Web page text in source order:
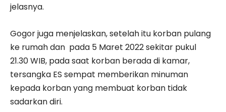
jelasnya.
Gogor juga menjelaskan, setelah itu korban pulang
ke rumah dan pada 5 Maret 2022 sekitar pukul
21.30 WIB, pada saat korban berada di kamar,
tersangka ES sempat memberikan minuman
kepada korban yang membuat korban tidak
sadarkan diri.